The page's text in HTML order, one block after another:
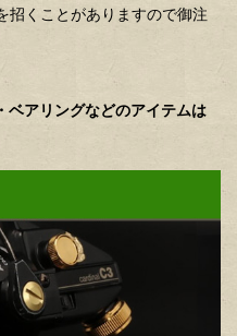
招くことがありますので御注
アリングなどのアイテムは